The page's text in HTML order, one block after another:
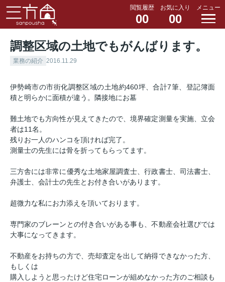
閲覧履歴
00
お気に入り
00
メニュー
調整区域の土地でもがんばります。
業務の紹介 2016.11.29
伊勢崎市の市街化調整区域の土地約460坪、合計7筆、登記簿面
積と明らかに面積が違う。隣接地にお墓
難土地でも方向性が見えてきたので、境界確定測量を実施、立会
者は11名。
残りお一人のハンコを頂ければ完了。
測量士の先生には骨を折ってもらってます。
三方舎には非常に優秀な土地家屋調査士、行政書士、司法書士、
弁護士、会計士の先生とお付き合いがあります。
超微力な私にお力添えを頂いております。
専門家のブレーンとの付き合いがある事も、不動産会社選びでは
大事になってきます。
不動産をお持ちの方で、売却査定を出して納得できなかった方、
もしくは
購入しようと思ったけど住宅ローンが組めなかった方のご相談も